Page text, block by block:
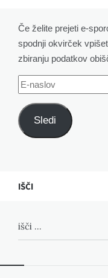
Če želite prejeti e-
spodnji okvirček
zbiranju podatkov
E-
naslov
Sledi
IŠČI